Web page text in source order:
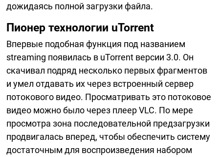
дожидаясь полной загрузки файла.
Пионер технологии uTorrent
Впервые подобная функция под названием
streaming появилась в uTorrent версии 3.0. Он
скачивал подряд несколько первых фрагментов
и умел отдавать их через встроенный сервер
потокового видео. Просматривать это потоковое
видео можно было через плеер VLC. По мере
просмотра зона последовательной предзагрузки
продвигалась вперед, чтобы обеспечить систему
достаточным для воспроизведения набором